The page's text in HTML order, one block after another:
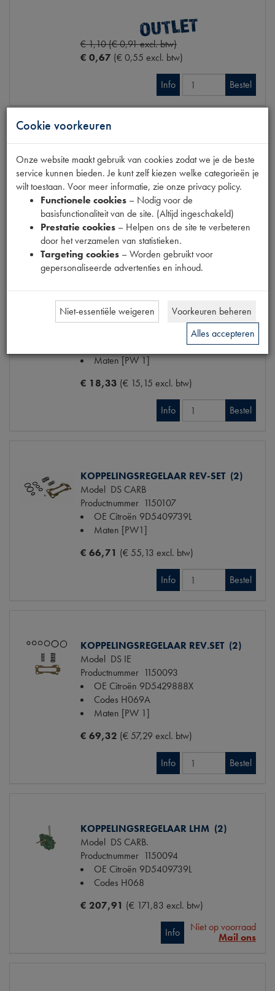
€ 1,10 (€ 0,91 excl. btw)
€ 0,67 (€ 0,55 excl. btw)
Info Bestel
ModelDS/SM
Productnummer1150106
OE Citroën 5037S
Maten[PW 1] 18.4X2.7MM
€ 11,22(€ 9,27 excl. btw)
Info
REV.SET KOP.VERGENDELING
Maten[PW 1]
€ 18,33 (€ 15,15 excl. btw)
Info Bestel
KOPPELINGSREGELAAR REV-SET (2)
Model DS CARB
Productnummer 1150107
OE Citroën 9D5409739L
Maten [PW1]
€ 66,71 (€ 55,13 excl. btw)
Info Bestel
KOPPELINGSREGELAAR REV.SET (2)
Model DS IE
Productnummer 1150093
OE Citroën 9D5429888X
Codes H069A
Maten [PW 1]
€ 69,32 (€ 57,29 excl. btw)
Info Bestel
KOPPELINGSREGELAAR LHM (2)
Model DS CARB.
Productnummer 1150094
OE Citroën 9D5409739L
Codes H068
€ 207,91 (€ 171,83 excl. btw)
Info
Niet op voorraad
Mail ons
Cookie voorkeuren
Onze website maakt gebruik van cookies zodat we je de beste
service kunnen bieden. Je kunt zelf kiezen welke categorieën je
wilt toestaan. Voor meer informatie, zie onze privacy policy.
Functionele cookies – Nodig voor de
basisfunctionaliteit van de site. (Altijd ingeschakeld)
Prestatie cookies – Helpen ons de site te verbeteren
door het verzamelen van statistieken.
Targeting cookies – Worden gebruikt voor
gepersonaliseerde advertenties en inhoud.
Niet-essentiële weigeren
Voorkeuren beheren
Alles accepteren